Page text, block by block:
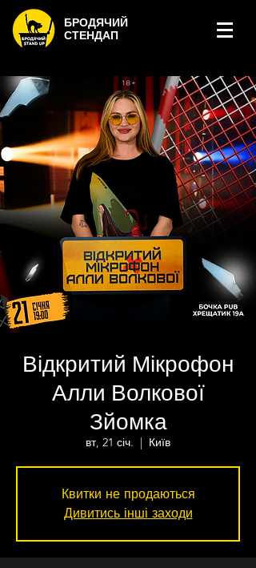
БРОДЯЧИЙ
СТЕНДАП
Відкритий Мікрофон
Алли Волкової
Зйомка
вт, 21 січ.
  |
Київ
Квитки не продаються
Дивитись інші заходи